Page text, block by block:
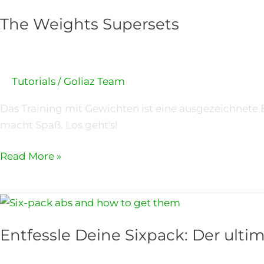
The Weights Supersets
Tutorials / Goliaz Team
Das Training mit Gewichten ist eine
macht Spaß. Los geht's!
Read More »
Entfessle Deine Sixpack: Der
Entfessle
Sixpack: